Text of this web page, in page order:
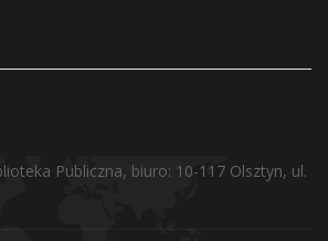
Publiczna, biuro: 10-117 Olsztyn, ul.